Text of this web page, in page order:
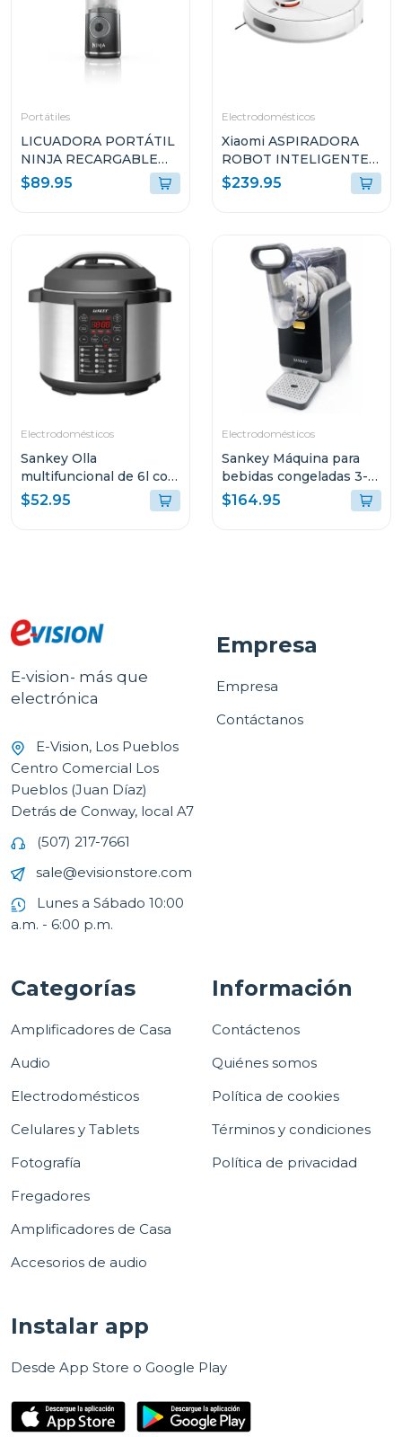
Portátiles
LICUADORA PORTÁTIL
NINJA RECARGABLE
BLAST COOL COLOR
GREY BC251
$89.95
Electrodomésticos
Xiaomi ASPIRADORA
ROBOT INTELIGENTE
2-EN-1 SUCCIÓN
10000PA SENSOR LDS
$239.95
Electrodomésticos
Sankey Olla
multifuncional de 6l con
15 funciones para
cocinar ke65d
$52.95
Electrodomésticos
Sankey Máquina para
bebidas congeladas 3-
en-1 con pantalla tactil
sl2001
$164.95
E-vision- más que
electrónica
E-Vision, Los Pueblos
Centro Comercial Los
Pueblos (Juan Díaz)
Detrás de Conway, local A7
(507) 217-7661
sale@evisionstore.com
Lunes a Sábado 10:00
a.m. - 6:00 p.m.
Empresa
Empresa
Contáctanos
Categorías
Amplificadores de Casa
Audio
Electrodomésticos
Celulares y Tablets
Fotografía
Fregadores
Amplificadores de Casa
Accesorios de audio
Información
Contáctenos
Quiénes somos
Política de cookies
Términos y condiciones
Política de privacidad
Instalar app
Desde App Store o Google Play